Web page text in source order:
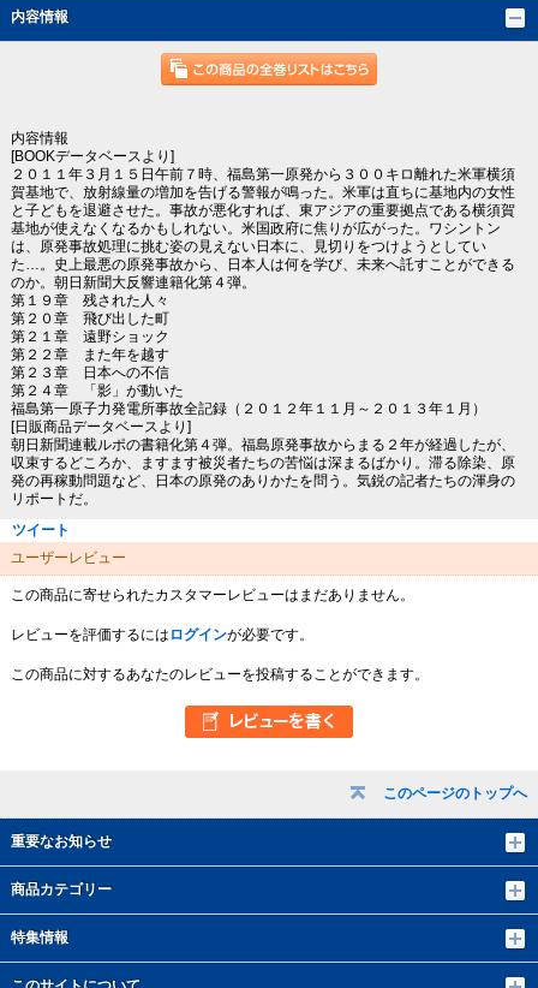
このページのトップへ
重要なお知らせ
商品カテゴリー
特集情報
内容情報
内容情報
[BOOKデータベースより]
２０１１年３月１５日午前７時、福島第一原発から３００キロ離れた米軍横須
賀基地で、放射線量の増加を告げる警報が鳴った。米軍は直ちに基地内の女性
と子どもを退避させた。事故が悪化すれば、東アジアの重要拠点である横須賀
基地が使えなくなるかもしれない。米国政府に焦りが広がった。ワシントン
は、原発事故処理に挑む姿の見えない日本に、見切りをつけようとしてい
た…。史上最悪の原発事故から、日本人は何を学び、未来へ託すことができる
のか。朝日新聞大反響連籍化第４弾。
第１９章 残された人々
第２０章 飛び出した町
第２１章 遠野ショック
第２２章 また年を越す
第２３章 日本への不信
第２４章 「影」が動いた
福島第一原子力発電所事故全記録（２０１２年１１月～２０１３年１月）
[日販商品データベースより]
朝日新聞連載ルポの書籍化第４弾。福島原発事故からまる２年が経過したが、
収束するどころか、ますます被災者たちの苦悩は深まるばかり。滞る除染、原
発の再稼動問題など、日本の原発のありかたを問う。気鋭の記者たちの渾身の
リポートだ。
ツイート
ユーザーレビュー
この商品に寄せられたカスタマーレビューはまだありません。
レビューを評価するには ログインが必要です。
この商品に対するあなたのレビューを投稿することができます。